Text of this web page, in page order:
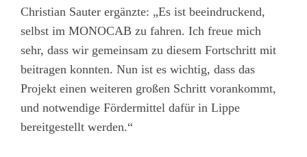
Christian Sauter ergänzte: „Es ist beeindruckend,
selbst im MONOCAB zu fahren. Ich freue mich
sehr, dass wir gemeinsam zu diesem Fortschritt mit
beitragen konnten. Nun ist es wichtig, dass das
Projekt einen weiteren großen Schritt vorankommt,
und notwendige Fördermittel dafür in Lippe
bereitgestellt werden.“